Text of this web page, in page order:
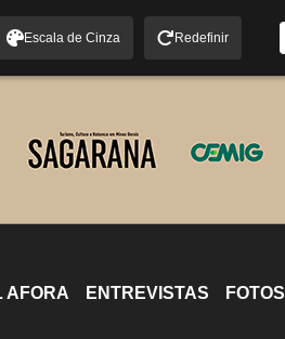
Escala de Cinza Redefinir
AFORA ENTREVISTAS FOTOS